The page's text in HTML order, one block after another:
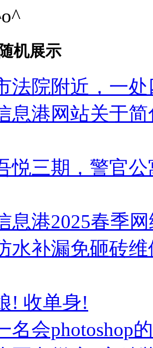
机展示
法院附近，一
息港网站关于
悦三期，警官
息港2025春季
水补漏免砸砖
! 收单身!
名会photoshop